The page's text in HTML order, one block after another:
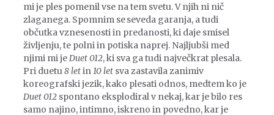
mi je ples pomenil vse na tem svetu. V njih ni nič
zlaganega. Spomnim se seveda garanja, a tudi
občutka vznesenosti in predanosti, ki daje smisel
življenju, te polni in potiska naprej. Najljubši med
njimi mi jeDuet 012, ki sva ga tudi največkrat plesala.
Pri duetu8 letin10 letsva zastavila zanimiv
koreografski jezik, kako plesati odnos, medtem ko je
Duet 012spontano eksplodiral v nekaj, kar je bilo res
samo najino, intimno, iskreno in povedno, kar je